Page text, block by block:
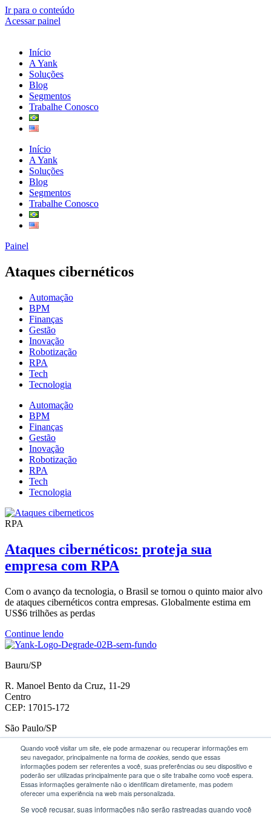
Quando você visitar um site, ele pode armazenar ou recuperar informações em
seu navegador, principalmente na forma de cookies, sendo que essas
informações podem ser referentes a você, suas preferências ou seu dispositivo e
poderão ser utilizadas principalmente para que o site trabalhe como você espera.
Essas informações geralmente não o identificam diretamente, mas podem
oferecer uma experiência na web mais personalizada.
Se você recusar, suas informações não serão rastreadas quando você
Ir para o conteúdo
Acessar painel
Início
A Yank
Soluções
Blog
Segmentos
Trabalhe Conosco
Início
A Yank
Soluções
Blog
Segmentos
Trabalhe Conosco
Painel
Ataques cibernéticos
Automação
BPM
Finanças
Gestão
Inovação
Robotização
RPA
Tech
Tecnologia
Automação
BPM
Finanças
Gestão
Inovação
Robotização
RPA
Tech
Tecnologia
RPA
Ataques cibernéticos: proteja sua
empresa com RPA
Com o avanço da tecnologia, o Brasil se tornou o quinto maior alvo
de ataques cibernéticos contra empresas. Globalmente estima em
US$6 trilhões as perdas
Continue lendo
Bauru/SP
R. Manoel Bento da Cruz, 11-29
Centro
CEP: 17015-172
São Paulo/SP
Vila Madalena
R. Capitão Antônio Rosa, 409 Jd Paulistano | CEP 01443-010
+55 (14) 3204-4368
InstagramYoutube Linkedin-in